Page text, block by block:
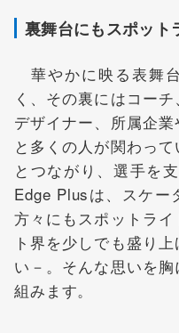
裏舞台にもスポット
華やかに映る表舞
く、その裏にはコー
デザイナー、所属企
と多くの人が関わっ
とつながり、選手を
Edge Plusは、スケー
方々にもスポットラ
ト界を少しでも盛り
い－。そんな思いを
組みます。